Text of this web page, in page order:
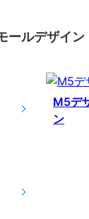
ールデザイン
M5デ
ン